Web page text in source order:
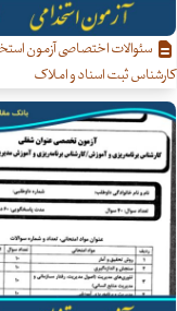
سئوالات اختصاصی آزمون
کارشناس ثبت اسناد و املاک